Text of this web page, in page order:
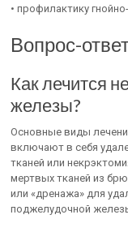
• профилактику
Вопрос-
Как лечится
железы?
Основные виды
включают в себя
тканей или
мертвых тканей из
или «дренажа» для
поджелудочной